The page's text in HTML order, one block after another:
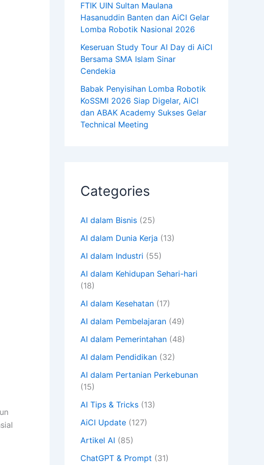
FTIK UIN Sultan Maulana
Hasanuddin Banten dan AiCI Gelar
Lomba Robotik Nasional 2026
Keseruan Study Tour AI Day di AiCI
Bersama SMA Islam Sinar
Cendekia
Babak Penyisihan Lomba Robotik
KoSSMI 2026 Siap Digelar, AiCI
dan ABAK Academy Sukses Gelar
Technical Meeting
Categories
AI dalam Bisnis (25)
AI dalam Dunia Kerja (13)
AI dalam Industri (55)
AI dalam Kehidupan Sehari-hari
(18)
AI dalam Kesehatan (17)
AI dalam Pembelajaran (49)
AI dalam Pemerintahan (48)
AI dalam Pendidikan (32)
AI dalam Pertanian Perkebunan
(15)
AI Tips & Tricks (13)
AiCI Update (127)
Artikel AI (85)
ChatGPT & Prompt (31)